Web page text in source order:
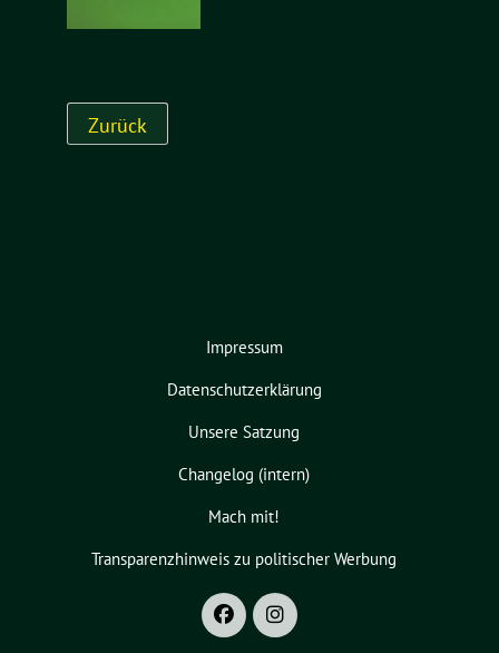
Impressum
Datenschutzerklärung
Unsere Satzung
Changelog (intern)
Mach mit!
Transparenzhinweis zu politischer Werbung